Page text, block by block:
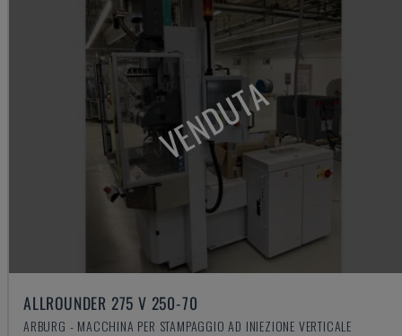
VENDUTA
ALLROUNDER 275 V 250-70
ARBURG - MACCHINA PER STAMPAGGIO AD INIEZIONE VERTICALE